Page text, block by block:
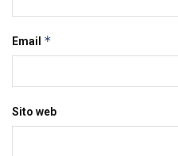
Email *
Sito web